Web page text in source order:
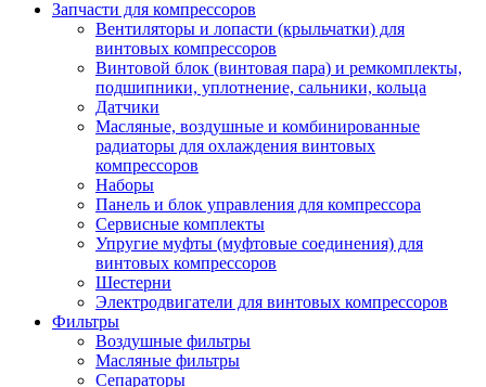
Запчасти для компрессоров
Вентиляторы и лопасти (крыльчатки) для
винтовых компрессоров
Винтовой блок (винтовая пара) и ремкомплекты,
подшипники, уплотнение, сальники, кольца
Датчики
Масляные, воздушные и комбинированные
радиаторы для охлаждения винтовых
компрессоров
Наборы
Панель и блок управления для компрессора
Сервисные комплекты
Упругие муфты (муфтовые соединения) для
винтовых компрессоров
Шестерни
Электродвигатели для винтовых компрессоров
Фильтры
Воздушные фильтры
Масляные фильтры
Сепараторы